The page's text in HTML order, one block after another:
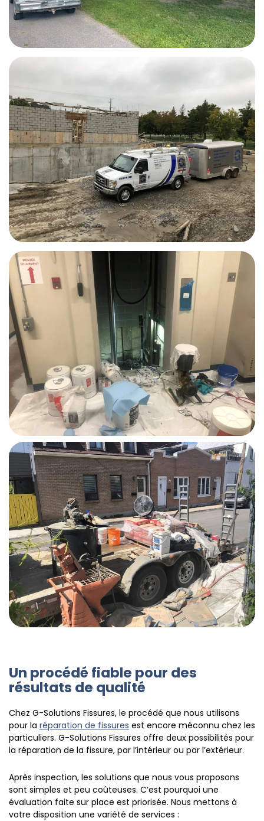
Un procédé fiable pour des
résultats de qualité
Chez G-Solutions Fissures, le procédé que nous utilisons
pour la réparation de fissures est encore méconnu chez les
particuliers. G-Solutions Fissures offre deux possibilités pour
la réparation de la fissure, par l’intérieur ou par l’extérieur.
Après inspection, les solutions que nous vous proposons
sont simples et peu coûteuses. C’est pourquoi une
évaluation faite sur place est priorisée. Nous mettons à
votre disposition une variété de services :